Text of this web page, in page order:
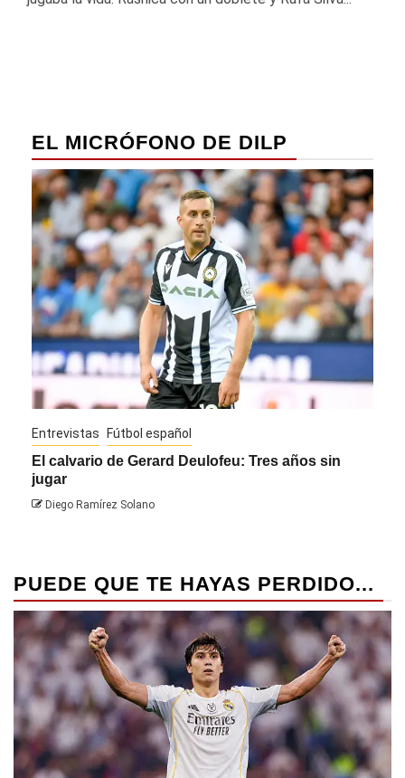
EL MICRÓFONO DE DILP
Entrevistas Fútbol español
El calvario de Gerard Deulofeu: Tres años sin
jugar
Diego Ramírez Solano
PUEDE QUE TE HAYAS PERDIDO...